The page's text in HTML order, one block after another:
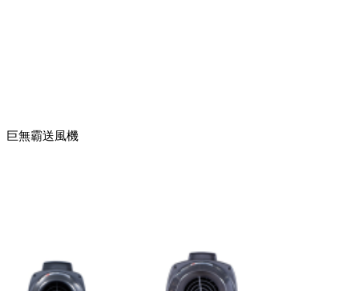
巨無霸送風機